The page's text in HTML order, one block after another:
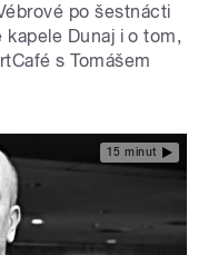
po šestnácti
Dunaj i o tom,
s Tomášem
15 minut